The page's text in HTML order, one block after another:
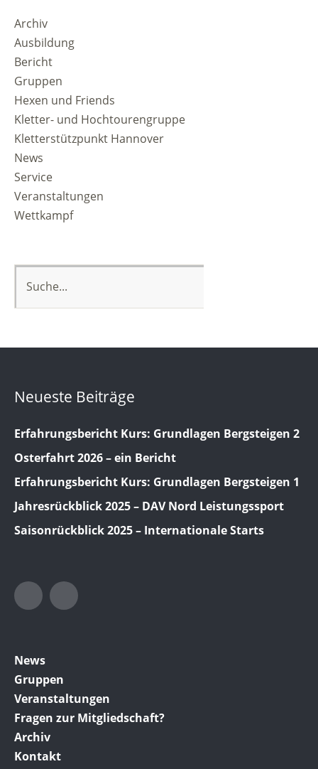
Archiv
Ausbildung
Bericht
Gruppen
Hexen und Friends
Kletter- und Hochtourengruppe
Kletterstützpunkt Hannover
News
Service
Veranstaltungen
Wettkampf
Neueste Beiträge
Erfahrungsbericht Kurs: Grundlagen Bergsteigen 2
Osterfahrt 2026 – ein Bericht
Erfahrungsbericht Kurs: Grundlagen Bergsteigen 1
Jahresrückblick 2025 – DAV Nord Leistungssport
Saisonrückblick 2025 – Internationale Starts
Twitter
News
Gruppen
Veranstaltungen
Fragen zur Mitgliedschaft?
Archiv
Kontakt